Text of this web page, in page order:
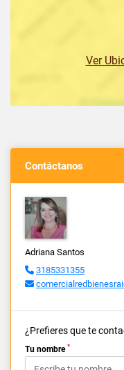
Ver
Contáctanos
Adriana Santos
3185331355
¿Prefieres que te
Tu nombre *